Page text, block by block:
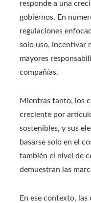
responde a una
gobiernos. En
regulaciones
solo uso, incentivar
mayores
compañías.
Mientras tanto, los
creciente por
sostenibles, y sus
basarse solo en el
también el nivel de
demuestran las
En ese contexto,